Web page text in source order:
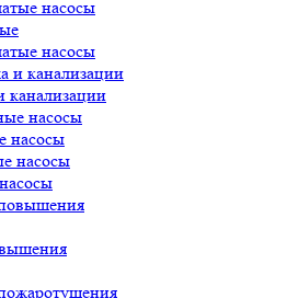
насосы
канализации
насосы